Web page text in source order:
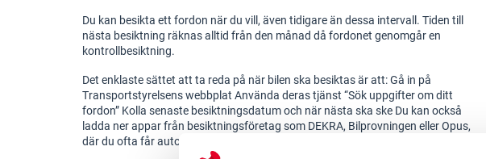
Du kan besikta ett fordon när du vill, även tidigare än dessa intervall. Tiden till
nästa besiktning räknas alltid från den månad då fordonet genomgår en
kontrollbesiktning.
Det enklaste sättet att ta reda på när bilen ska besiktas är att: Gå in på
Transportstyrelsens webbplat Använda deras tjänst “Sök uppgifter om ditt
fordon” Kolla senaste besiktningsdatum och när nästa ska ske Du kan också
ladda ner appar från besiktningsföretag som DEKRA, Bilprovningen eller Opus,
där du ofta får automatiska påminnelser.